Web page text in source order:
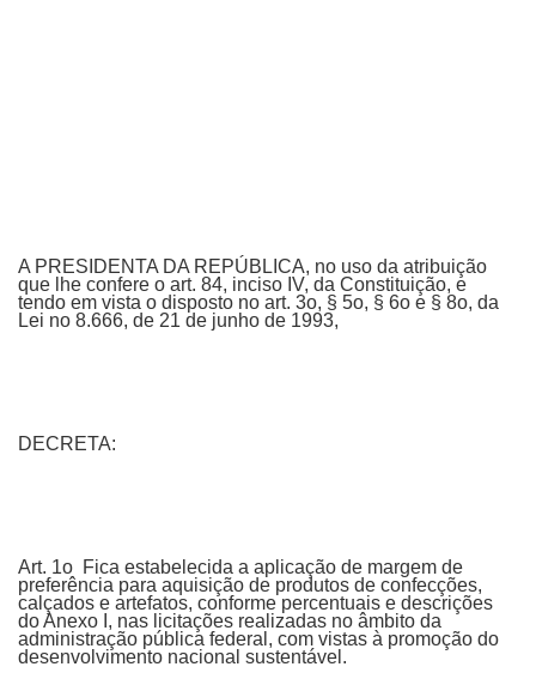
A PRESIDENTA DA REPÚBLICA, no uso da atribuição
que lhe confere o art. 84, inciso IV, da Constituição, e
tendo em vista o disposto no art. 3o, § 5o, § 6o e § 8o, da
Lei no 8.666, de 21 de junho de 1993,
DECRETA:
Art. 1o Fica estabelecida a aplicação de margem de
preferência para aquisição de produtos de confecções,
calçados e artefatos, conforme percentuais e descrições
do Anexo I, nas licitações realizadas no âmbito da
administração pública federal, com vistas à promoção do
desenvolvimento nacional sustentável.